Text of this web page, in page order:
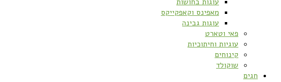
מאפינס וקאפקייקס
עוגות גבינה
פאי וטארט
עוגיות וחיתוכיות
קינוחים
שוקולד
חגים